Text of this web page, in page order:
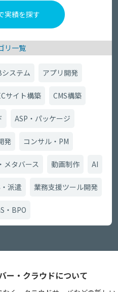
リ一覧
システム アプリ開発
サイト構築 CMS構築
ASP・パッケージ
発 コンサル・PM
メタバース 動画制作 AI
派遣 業務支援ツール開発
・BPO
ー・クラウドについて